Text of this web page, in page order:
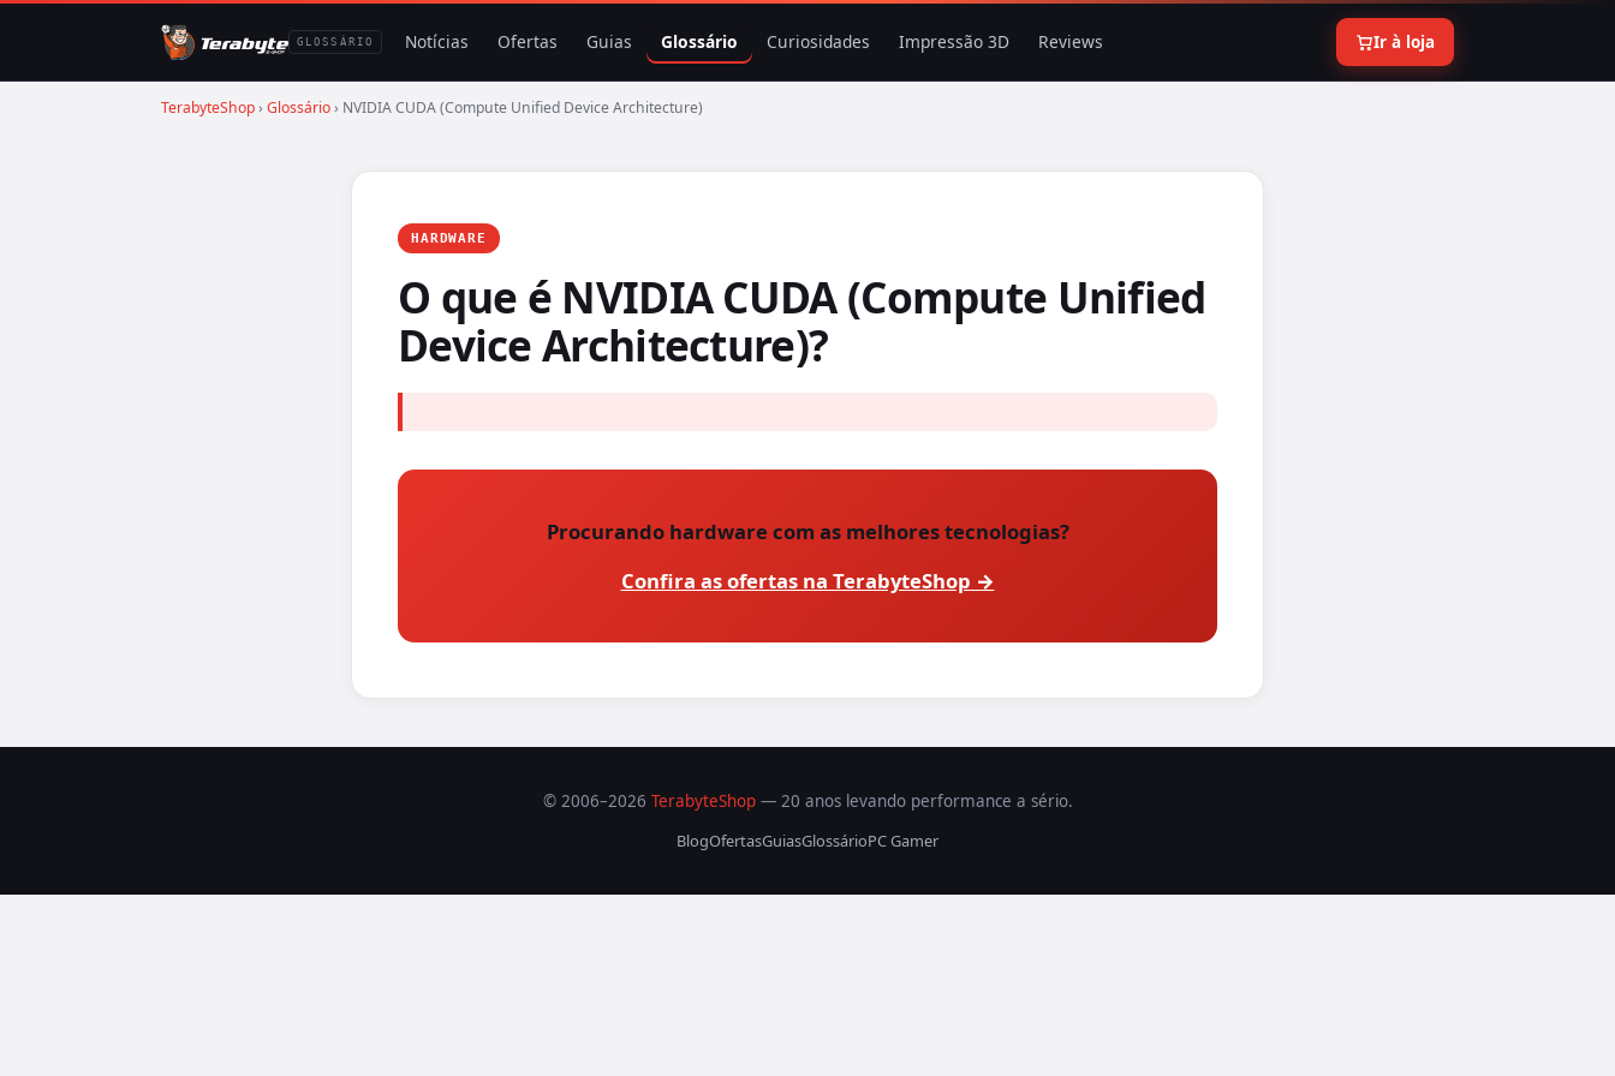
GLOSSÁRIO Notícias Ofertas Guias Glossário Curiosidades Impressão 3D Reviews Ir à loja
TerabyteShop› Glossário› NVIDIA CUDA (Compute Unified Device Architecture)
HARDWARE
O que é NVIDIA CUDA (Compute Unified
Device Architecture)?
Procurando hardware com as melhores tecnologias?
Confira as ofertas na TerabyteShop →
© 2006–2026 TerabyteShop— 20 anos levando performance a sério.
BlogOfertasGuiasGlossárioPC Gamer